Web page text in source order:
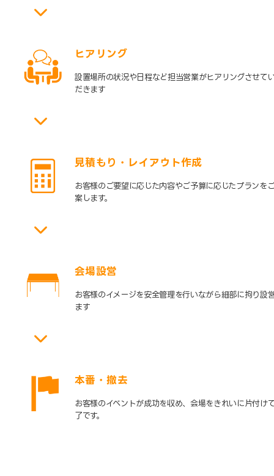
ヒアリング
設置場所の状況や日程など担当営業がヒアリングさせて
だきます
見積もり・レイアウト作成
お客様のご要望に応じた内容やご予算に応じたプランを
案します。
会場設営
お客様のイメージを安全管理を行いながら細部に拘り設
ます
本番・撤去
お客様のイベントが成功を収め、会場をきれいに片付け
了です。